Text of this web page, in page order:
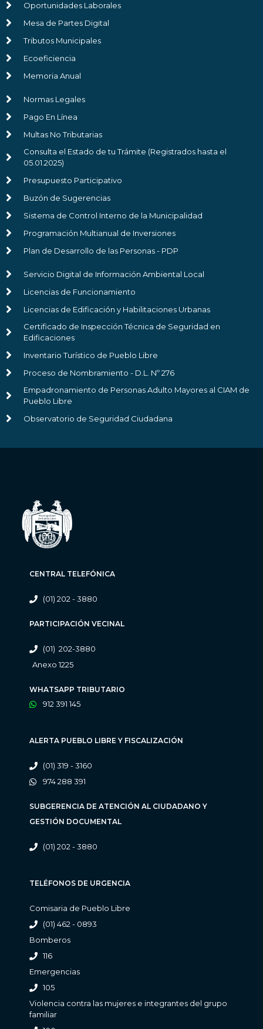
Oportunidades Laborales
Mesa de Partes Digital
Tributos Municipales
Ecoeficiencia
Memoria Anual
Normas Legales
Pago En Línea
Multas No Tributarias
Consulta el Estado de tu Trámite (Registrados hasta el
05.01.2025)
Presupuesto Participativo
Buzón de Sugerencias
Sistema de Control Interno de la Municipalidad
Programación Multianual de Inversiones
Plan de Desarrollo de las Personas - PDP
Servicio Digital de Información Ambiental Local
Licencias de Funcionamiento
Licencias de Edificación y Habilitaciones Urbanas
Certificado de Inspección Técnica de Seguridad en
Edificaciones
Inventario Turístico de Pueblo Libre
Proceso de Nombramiento - D.L. Nº 276
Empadronamiento de Personas Adulto Mayores al CIAM de
Pueblo Libre
Observatorio de Seguridad Ciudadana
CENTRAL TELEFÓNICA
(01) 202 - 3880
PARTICIPACIÓN VECINAL
(01) 202-3880
Anexo 1225
WHATSAPP TRIBUTARIO
912 391 145
ALERTA PUEBLO LIBRE Y FISCALIZACIÓN
(01) 319 - 3160
974 288 391
SUBGERENCIA DE ATENCIÓN AL CIUDADANO Y
GESTIÓN DOCUMENTAL
(01) 202 - 3880
TELÉFONOS DE URGENCIA
Comisaria de Pueblo Libre
(01) 462 - 0893
Bomberos
116
Emergencias
105
Violencia contra las mujeres e integrantes del grupo
familiar